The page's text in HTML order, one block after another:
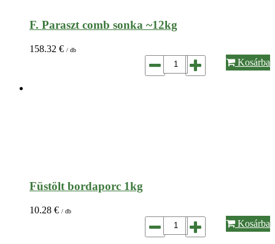
F. Paraszt comb sonka ~12kg
158.32 € / db
Kosárba
Füstölt bordaporc 1kg
10.28 € / db
Kosárba